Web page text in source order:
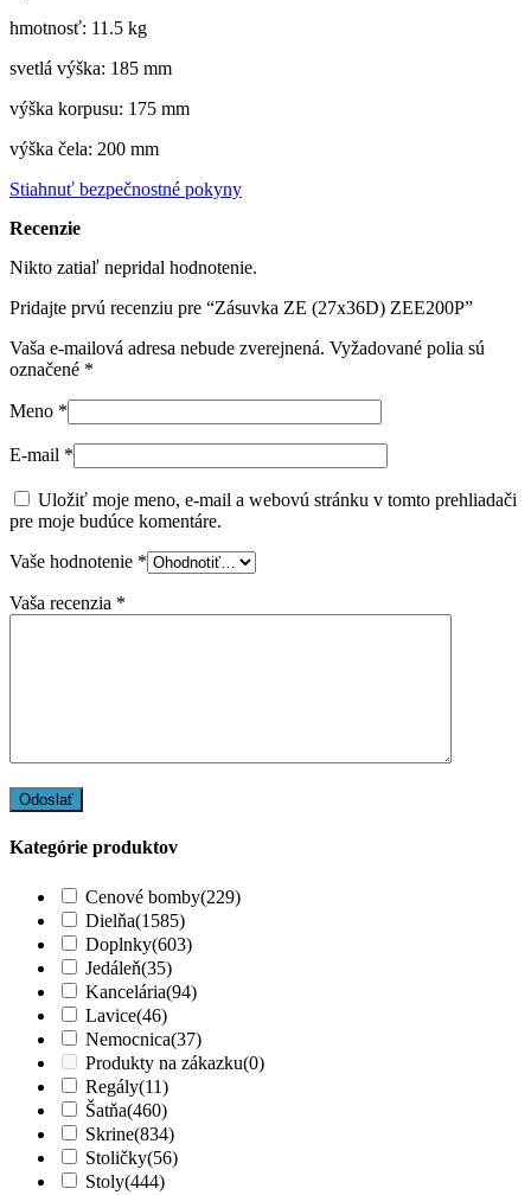
hmotnosť: 11.5 kg
svetlá výška: 185 mm
výška korpusu: 175 mm
výška čela: 200 mm
Stiahnuť bezpečnostné pokyny
Recenzie
Nikto zatiaľ nepridal hodnotenie.
Pridajte prvú recenziu pre “Zásuvka ZE (27x36D) ZEE200P”
Vaša e-mailová adresa nebude zverejnená. Vyžadované polia sú
označené *
Meno *
E-mail *
Uložiť moje meno, e-mail a webovú stránku v tomto prehliadači
pre moje budúce komentáre.
Vaše hodnotenie *
Vaša recenzia *
Kategórie produktov
Cenové bomby(229)
Dielňa(1585)
Doplnky(603)
Jedáleň(35)
Kancelária(94)
Lavice(46)
Nemocnica(37)
Produkty na zákazku(0)
Regály(11)
Šatňa(460)
Skrine(834)
Stoličky(56)
Stoly(444)